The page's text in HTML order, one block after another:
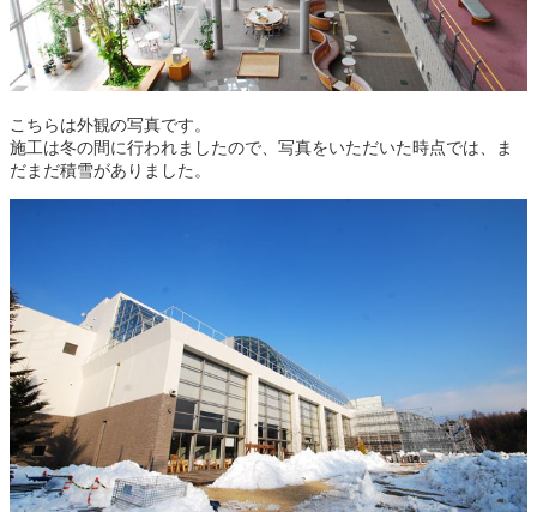
こちらは外観の写真です。
施工は冬の間に行われましたので、写真をいただいた時点では、ま
だまだ積雪がありました。